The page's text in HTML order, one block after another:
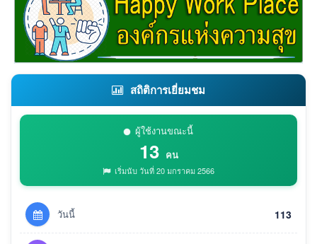
สถิติการเยี่ยมชม
ผู้ใช้งานขณะนี้
13 คน
เริ่มนับ วันที่ 20 มกราคม 2566
วันนี้ 113